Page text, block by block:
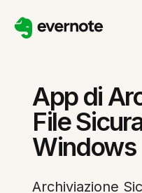
App di
File
Windows
Archiviazione